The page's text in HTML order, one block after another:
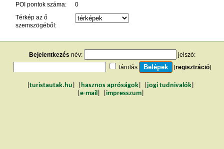
POI pontok száma:
0
Térkép az ő
szemszögéből:
Bejelentkezés név:
jelszó:
tárolás
[regisztráció]
turistautak.hu hasznos apróságok jogi tudnivalók
e-mail impresszum]